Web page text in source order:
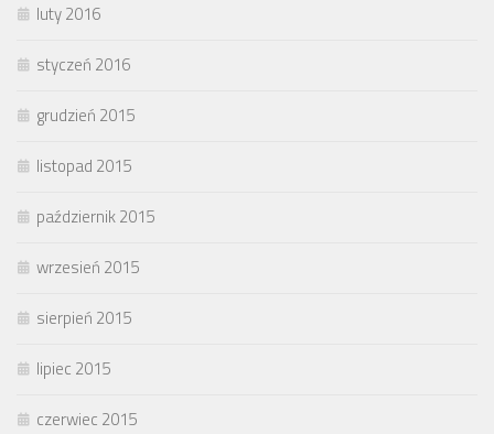
luty 2016
styczeń 2016
grudzień 2015
listopad 2015
październik 2015
wrzesień 2015
sierpień 2015
lipiec 2015
czerwiec 2015